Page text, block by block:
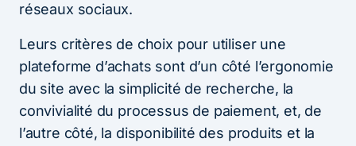
réseaux sociaux.
Leurs critères de choix pour utiliser une
plateforme d’achats sont d’un côté l’ergonomie
du site avec la simplicité de recherche, la
convivialité du processus de paiement, et, de
l’autre côté, la disponibilité des produits et la